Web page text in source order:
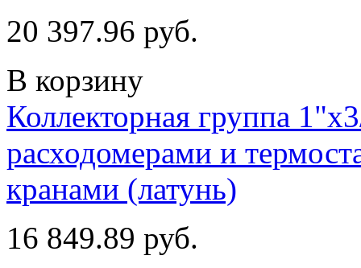
20 397.96 руб.
В корзину
Коллекторная группа
расходомерами и
кранами (латунь)
16 849.89 руб.